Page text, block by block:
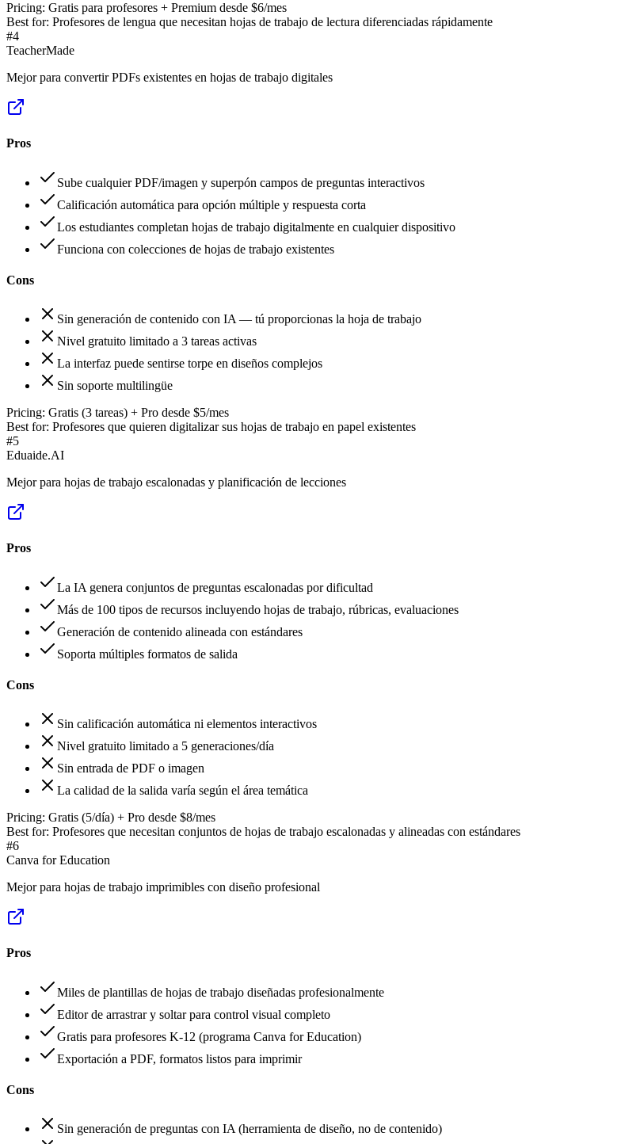
Pricing: Gratis para profesores + Premium desde $6/mes
Best for: Profesores de lengua que necesitan hojas de trabajo de lectura diferenciadas rápidamente
#4
TeacherMade
Mejor para convertir PDFs existentes en hojas de trabajo digitales
Pros
Sube cualquier PDF/imagen y superpón campos de preguntas interactivos
Calificación automática para opción múltiple y respuesta corta
Los estudiantes completan hojas de trabajo digitalmente en cualquier dispositivo
Funciona con colecciones de hojas de trabajo existentes
Cons
Sin generación de contenido con IA — tú proporcionas la hoja de trabajo
Nivel gratuito limitado a 3 tareas activas
La interfaz puede sentirse torpe en diseños complejos
Sin soporte multilingüe
Pricing: Gratis (3 tareas) + Pro desde $5/mes
Best for: Profesores que quieren digitalizar sus hojas de trabajo en papel existentes
#5
Eduaide.AI
Mejor para hojas de trabajo escalonadas y planificación de lecciones
Pros
La IA genera conjuntos de preguntas escalonadas por dificultad
Más de 100 tipos de recursos incluyendo hojas de trabajo, rúbricas, evaluaciones
Generación de contenido alineada con estándares
Soporta múltiples formatos de salida
Cons
Sin calificación automática ni elementos interactivos
Nivel gratuito limitado a 5 generaciones/día
Sin entrada de PDF o imagen
La calidad de la salida varía según el área temática
Pricing: Gratis (5/día) + Pro desde $8/mes
Best for: Profesores que necesitan conjuntos de hojas de trabajo escalonadas y alineadas con estándares
#6
Canva for Education
Mejor para hojas de trabajo imprimibles con diseño profesional
Pros
Miles de plantillas de hojas de trabajo diseñadas profesionalmente
Editor de arrastrar y soltar para control visual completo
Gratis para profesores K-12 (programa Canva for Education)
Exportación a PDF, formatos listos para imprimir
Cons
Sin generación de preguntas con IA (herramienta de diseño, no de contenido)